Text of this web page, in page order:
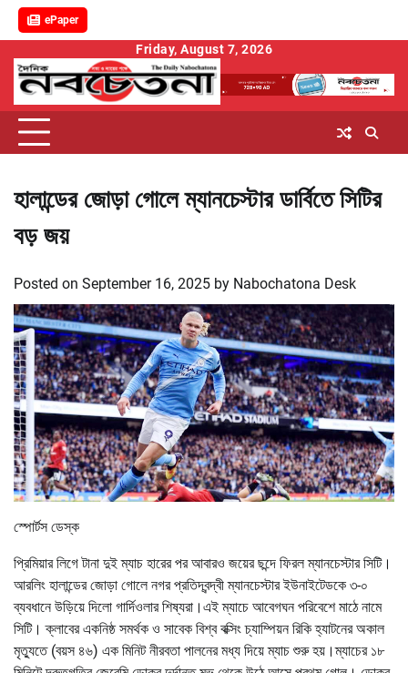
ePaper
content
Friday, August 7, 2026
হালান্ডের জোড়া গোলে ম্যানচেস্টার ডার্বিতে সিটির
বড় জয়
Posted on September 16, 2025 by Nabochatona Desk
স্পোর্টস ডেস্ক
প্রিমিয়ার লিগে টানা দুই ম্যাচ হারের পর আবারও জয়ের ছন্দে ফিরল ম্যানচেস্টার সিটি।
আরলিং হালান্ডের জোড়া গোলে নগর প্রতিদ্বন্দ্বী ম্যানচেস্টার ইউনাইটেডকে ৩-০
ব্যবধানে উড়িয়ে দিলো গার্দিওলার শিষ্যরা।এই ম্যাচে আবেগঘন পরিবেশে মাঠে নামে
সিটি। ক্লাবের একনিষ্ঠ সমর্থক ও সাবেক বিশ্ব বক্সিং চ্যাম্পিয়ন রিকি হ্যাটনের অকাল
মৃত্যুতে (বয়স ৪৬) এক মিনিট নীরবতা পালনের মধ্য দিয়ে ম্যাচ শুরু হয়।ম্যাচের ১৮